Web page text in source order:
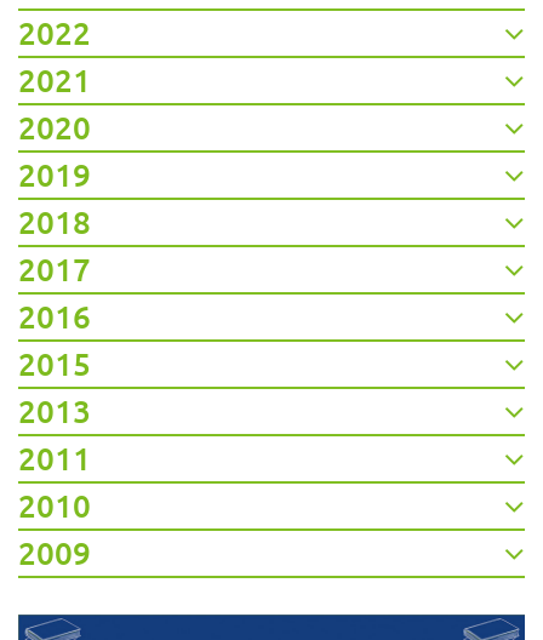
2022
2021
2020
2019
2018
2017
2016
2015
2013
2011
2010
2009